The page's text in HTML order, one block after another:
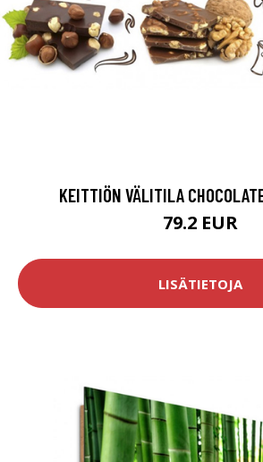
KEITTIÖN VÄLITILA
79.2 EUR
LISÄTIETOJA